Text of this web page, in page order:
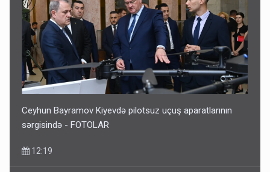
Ceyhun Bayramov Kiyevdə pilotsuz uçuş aparatlarının
sərgisində - FOTOLAR
12:19